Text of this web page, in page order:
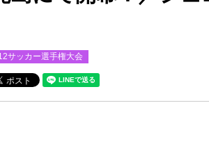
サッカー選手権大会